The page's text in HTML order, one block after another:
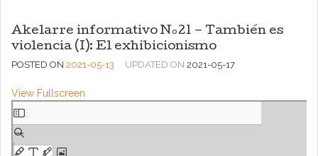
Akelarre informativo Nº21 – También es
violencia (I): El exhibicionismo
POSTED ON 2021-05-13 UPDATED ON 2021-05-17
View Fullscreen
Saltar
al
contenido
del